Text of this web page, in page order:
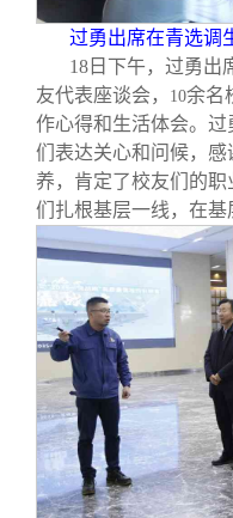
过勇出席在青选调
18 日下午，过勇出
友代表座谈会，
10余名
作心得和生活体会。
们表达关心和问候，
养，肯定了校友们的
们扎根基层一线，在基